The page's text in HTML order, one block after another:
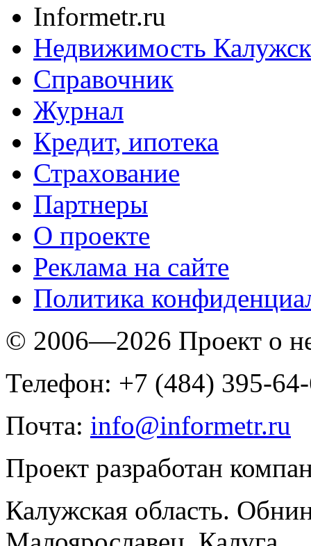
Informetr.ru
Недвижимость
Справочник
Журнал
Кредит, ипотека
Страхование
Партнеры
O проекте
Реклама на сайте
Политика
© 2006—2026 Проект о
Телефон: +7 (484) 395-
Почта: info@informetr.ru
Проект разработан
Калужская область.